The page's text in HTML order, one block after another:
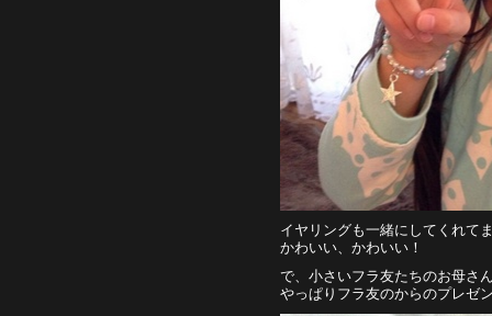
イヤリングも一緒にしてくれて
かわいい、かわいい！
で、小さいフラ友たちのお母さ
やっぱりフラ友のからのプレゼ